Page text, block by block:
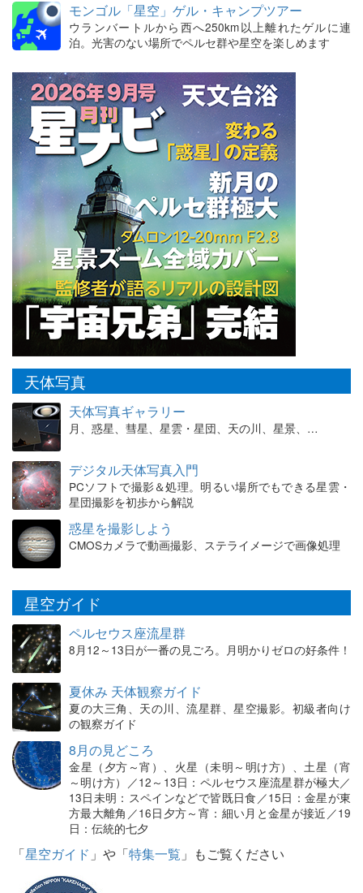
モンゴル「星空」ゲル・キャンプツアー
ウランバートルから西へ250km以上離れたゲルに連
泊。光害のない場所でペルセ群や星空を楽しめます
天体写真
天体写真ギャラリー
月、惑星、彗星、星雲・星団、天の川、星景、…
デジタル天体写真入門
PCソフトで撮影＆処理。明るい場所でもできる星雲・
星団撮影を初歩から解説
惑星を撮影しよう
CMOSカメラで動画撮影、ステライメージで画像処理
星空ガイド
ペルセウス座流星群
8月12～13日が一番の見ごろ。月明かりゼロの好条件！
夏休み 天体観察ガイド
夏の大三角、天の川、流星群、星空撮影。初級者向け
の観察ガイド
8月の見どころ
金星（夕方～宵）、火星（未明～明け方）、土星（宵
～明け方）／12～13日：ペルセウス座流星群が極大／
13日未明：スペインなどで皆既日食／15日：金星が東
方最大離角／16日夕方～宵：細い月と金星が接近／19
日：伝統的七夕
「星空ガイド 」や「特集一覧 」もご覧ください